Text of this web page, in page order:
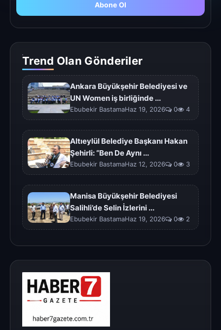
Abone Ol
Trend Olan Gönderiler
Ankara Büyükşehir Belediyesi ve
UN Women iş birliğinde ...
Ebubekir BastamaHaz 19, 2026 0 4
Altıeylül Belediye Başkanı Hakan
Şehirli: “Ben De Aynı ...
Ebubekir BastamaHaz 12, 2026 0 3
Manisa Büyükşehir Belediyesi
Salihli’de Selin İzlerini ...
Ebubekir BastamaHaz 19, 2026 0 2